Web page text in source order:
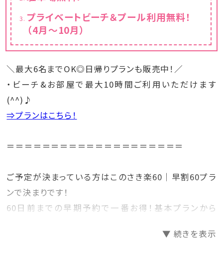
プライベートビーチ＆プール利用無料！
（4月～10月）
＼最大6名までOK◎日帰りプランも販売中！／
・ビーチ&お部屋で最大10時間ご利用いただけます
(^^)♪
⇒プランはこちら！
＝＝＝＝＝＝＝＝＝＝＝＝＝＝＝＝＝＝＝＝
ご予定が決まっている方はこのさき楽60｜早割60プラ
ンで決まりです！
60日前までの早期予約で一番お得！基本プランから
プランで迷っているお客様必見の早期割60プランです！
▼ 続きを表示